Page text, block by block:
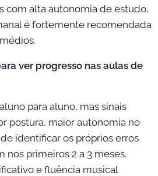
com alta autonomia de estudo,
é fortemente recomendada
ver progresso nas aulas de
para aluno, mas sinais
postura, maior autonomia no
identificar os próprios erros
primeiros 2 a 3 meses.
e fluência musical